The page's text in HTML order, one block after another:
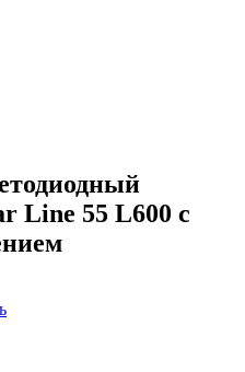
Line 55 L600 с